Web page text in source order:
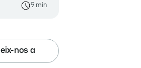
9 min
nos a